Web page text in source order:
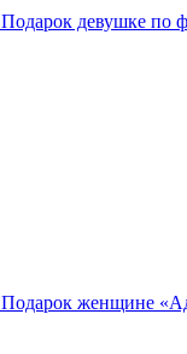
Подарок девушке по
Подарок женщине